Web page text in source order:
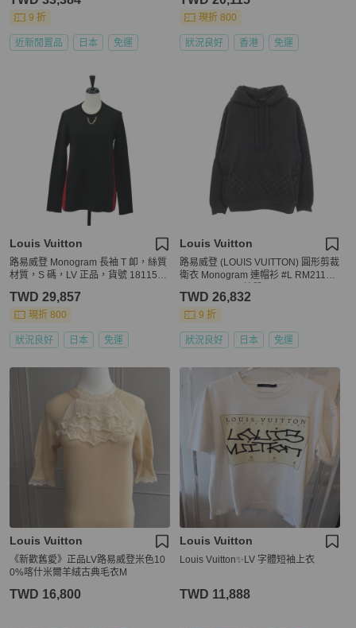
9 折
近新閒置品 日本 免運
現折 800
狀況良好 香港 免運
Louis Vuitton
路易威登 Monogram 長袖 T 卹，絲質
材質，S 碼，LV 正品，貨號 181157
TWD 29,857
現折 800
狀況良好 日本 免運
Louis Vuitton
路易威登 (LOUIS VUITTON) 圓形剪裁
衛衣 Monogram 連帽衫 #L RM211Q
TWD 26,832
9 折
狀況良好 日本 免運
Louis Vuitton
《新歡舊愛》正品LV路易威登米色10
0%喀什米爾羊絨古典毛衣M
TWD 16,800
Louis Vuitton
Louis Vuitton✨LV 字體短袖上衣
TWD 11,888